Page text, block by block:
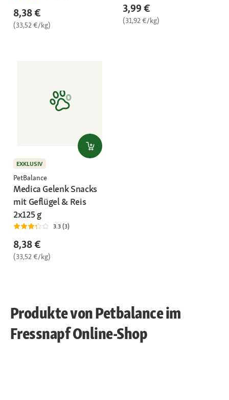
8,38 €
(33,52 €/kg)
3,99 €
(31,92 €/kg)
EXKLUSIV
PetBalance
Medica Gelenk Snacks
mit Geflügel & Reis
2x125 g
3.3 (3)
8,38 €
(33,52 €/kg)
Produkte von Petbalance im
Fressnapf Online-Shop